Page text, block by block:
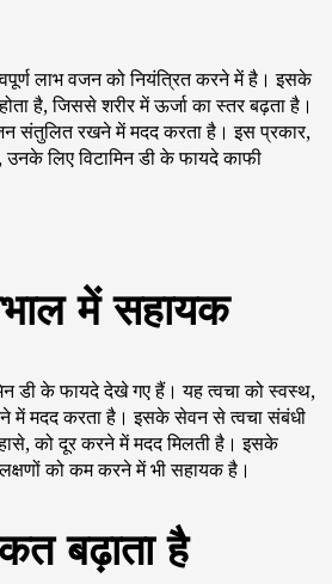
लाभ वजन को नियंत्रित करने में है। इसके
है, जिससे शरीर में ऊर्जा का स्तर बढ़ता है।
संतुलित रखने में मदद करता है। इस प्रकार,
लिए विटामिन डी के फायदे काफी
में सहायक
डी के फायदे देखे गए हैं। यह त्वचा को स्वस्थ,
में मदद करता है। इसके सेवन से त्वचा संबंधी
को दूर करने में मदद मिलती है। इसके
को कम करने में भी सहायक है।
बढ़ाता है